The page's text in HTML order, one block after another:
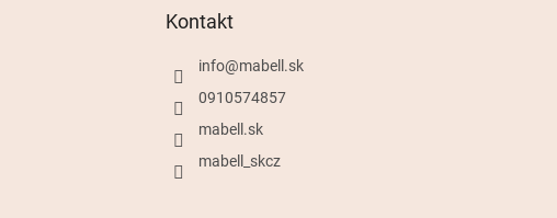
Kontakt
info@mabell.sk
0910574857
mabell.sk
mabell_skcz